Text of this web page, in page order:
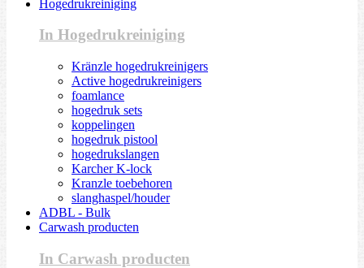
Hogedrukreiniging
In Hogedrukreiniging
Kränzle hogedrukreinigers
Active hogedrukreinigers
foamlance
hogedruk sets
koppelingen
hogedruk pistool
hogedrukslangen
Karcher K-lock
Kranzle toebehoren
slanghaspel/houder
ADBL - Bulk
Carwash producten
In Carwash producten